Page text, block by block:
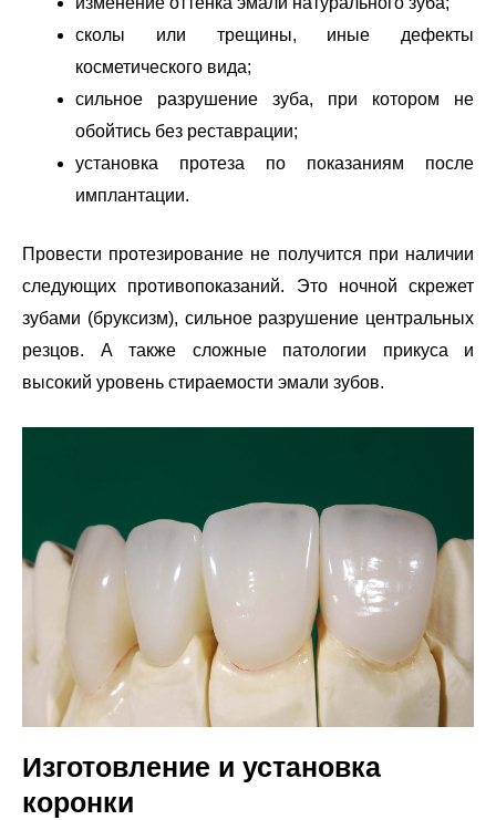
сколы или трещины, иные дефекты
косметического вида;
сильное разрушение зуба, при котором не
обойтись без реставрации;
установка протеза по показаниям после
имплантации.
Провести протезирование не получится при наличии
следующих противопоказаний. Это ночной скрежет
зубами (бруксизм), сильное разрушение центральных
резцов. А также сложные патологии прикуса и
высокий уровень стираемости эмали зубов.
Изготовление и установка
коронки